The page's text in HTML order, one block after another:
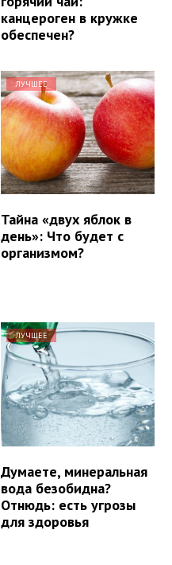
канцероген в кружке
обеспечен?
ЛУЧШЕЕ
Тайна «двух яблок в
день»: Что будет с
организмом?
ЛУЧШЕЕ
Думаете, минеральная
вода безобидна?
Отнюдь: есть угрозы
для здоровья